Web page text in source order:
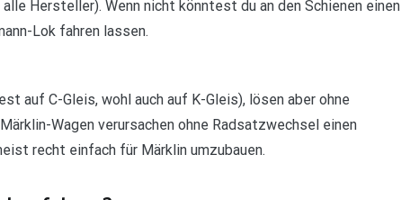
Hersteller). Wenn nicht könntest du an den Schienen einen
Lok fahren lassen.
auf C-Gleis, wohl auch auf K-Gleis), lösen aber ohne
Wagen verursachen ohne Radsatzwechsel einen
recht einfach für Märklin umzubauen.